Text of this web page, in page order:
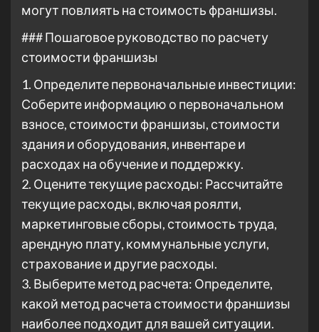
могут повлиять на стоимость франшизы.
### Пошаговое руководство по расчету
стоимости франшизы
1. Определите первоначальные инвестиции:
Соберите информацию о первоначальном
взносе, стоимости франшизы, стоимости
здания и оборудования, инвентаре и
расходах на обучение и поддержку.
2. Оцените текущие расходы: Рассчитайте
текущие расходы, включая роялти,
маркетинговые сборы, стоимость труда,
арендную плату, коммунальные услуги,
страхование и другие расходы.
3. Выберите метод расчета: Определите,
какой метод расчета стоимости франшизы
наиболее подходит для вашей ситуации.